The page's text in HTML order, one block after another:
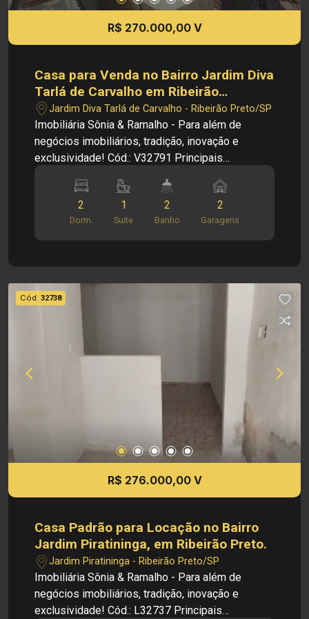
R$ 270.000,00 V
Casa para Venda no Bairro Jardim Diva
Tarlá de Carvalho em Ribeirão
Preto/SP.
Jardim Diva Tarlá de Carvalho - Ribeirão Preto/SP
Imobiliária Sônia & Ramalho - Para além de
negócios imobiliários, tradição, inovação e
exclusividade! Cód.: V32791 Principais
02 Dormitórios sendo 01 suíte - 01 Banheiro
social - Área de serviço - 02 Vagas de garagem
Dimensões: - 150,00m² de Terreno - 66,27m² de
Área útil - 71,64m² de Área construída
comércios. Investimento de venda: R$
270.000,00 Obs.: como imobiliária, me reservo o
direito de alterar qualquer informação referente
aos valores, dados e disponibilidade de meus
imóveis, sem aviso prévio.
2
Dorm.
1
Suite
2
Banho
2
Garagens
Cód. 32738
R$ 276.000,00 V
Casa Padrão para Locação no Bairro
Jardim Piratininga, em Ribeirão Preto.
Jardim Piratininga - Ribeirão Preto/SP
Imobiliária Sônia & Ramalho - Para além de
negócios imobiliários, tradição, inovação e
exclusividade! Cód.: L32737 Principais